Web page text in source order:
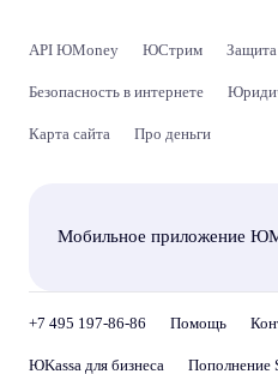
API ЮMoney ЮСтрим Защита
Безопасность в интернете
Карта сайта Про деньги
Мобильное приложение
+7 495 197-86-86 Помощь
ЮKassa для бизнеса Пополнение